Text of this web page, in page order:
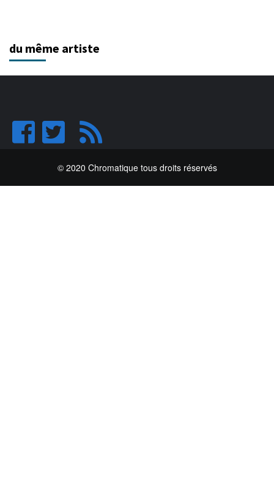
du même artiste
© 2020 Chromatique tous droits réservés